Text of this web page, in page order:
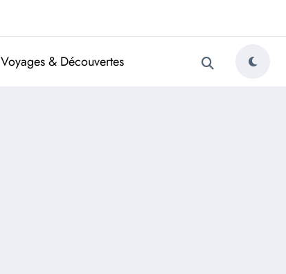
Voyages & Découvertes